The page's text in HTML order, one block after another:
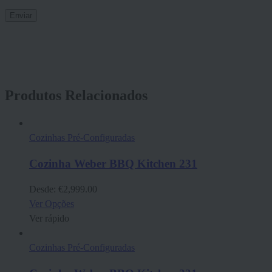
Produtos Relacionados
Cozinhas Pré-Configuradas
Cozinha Weber BBQ Kitchen 231
Desde: € 2,999.00
Ver Opções
Ver rápido
Cozinhas Pré-Configuradas